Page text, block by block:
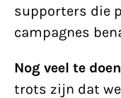
supporters die
campagnes
Nog veel te doen
trots zijn dat